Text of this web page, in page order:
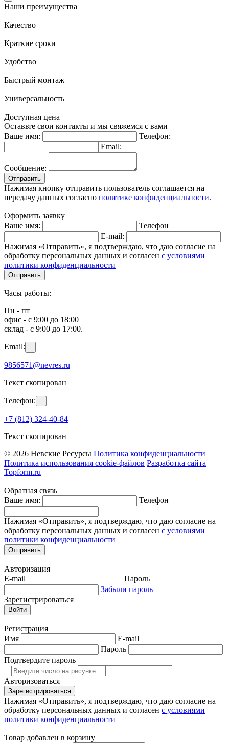
Наши преимущества
Качество
Краткие сроки
Удобство
Быстрый монтаж
Универсальность
Доступная цена
Оставьте свои контакты и мы свяжемся с вами
Ваше имя:
Телефон:
Email:
Сообщение:
Отправить
Нажимая кнопку отправить пользователь соглашается на
передачу данных согласно политике конфиденциальности.
Оформить заявку
Ваше имя:
Телефон
E-mail:
Нажимая «Отправить», я подтверждаю, что даю согласие на
обработку персональных данных и согласен с условиями
политики конфиденциальности
Отправить
Часы работы:
Пн - пт
офис - с 9:00 до 18:00
склад - с 9:00 до 17:00.
Email:
9856571@nevres.ru
Текст скопирован
Телефон:
+7 (812) 324-40-84
Текст скопирован
© 2026 Невские Ресурсы Политика конфиденциальности
Политика использования cookie-файлов Разработка сайта
Topform.ru
Обратная связь
Ваше имя:
Телефон
Нажимая «Отправить», я подтверждаю, что даю согласие на
обработку персональных данных и согласен с условиями
политики конфиденциальности
Отправить
Авторизация
E-mail
Пароль
Забыли пароль
Зарегистрироваться
Войти
Регистрация
Имя
E-mail
Пароль
Подтвердите пароль
Авторизоваться
Зарегистрироваться
Нажимая «Отправить», я подтверждаю, что даю согласие на
обработку персональных данных и согласен с условиями
политики конфиденциальности
Товар добавлен в корзину